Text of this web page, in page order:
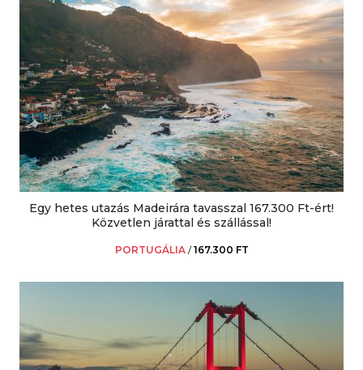
Egy hetes utazás Madeirára tavasszal 167.300 Ft-ért!
Közvetlen járattal és szállással!
PORTUGÁLIA /167.300 FT